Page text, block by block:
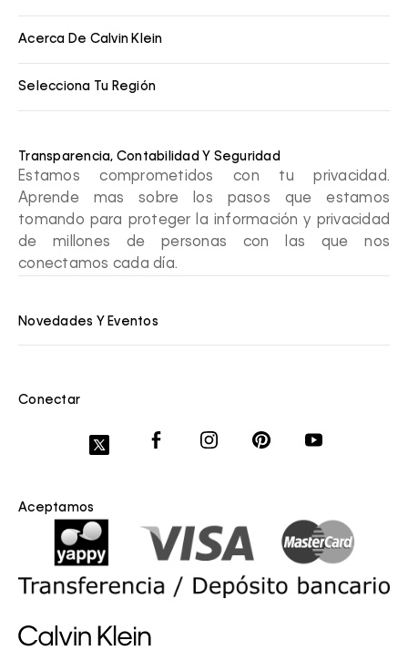
Acerca De Calvin Klein
Selecciona Tu Región
Transparencia, Contabilidad Y Seguridad
Estamos comprometidos con tu privacidad.
Aprende mas sobre los pasos que estamos
tomando para proteger la información y privacidad
de millones de personas con las que nos
conectamos cada día.
Novedades Y Eventos
Conectar
Aceptamos